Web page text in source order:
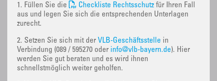
1. Füllen Sie die Checkliste Rechtsschutz für Ihren Fall
aus und legen Sie sich die entsprechenden Unterlagen
zurecht.
2. Setzen Sie sich mit der VLB-Geschäftsstelle in
Verbindung (089 / 595270 oder info@vlb-bayern.de). Hier
werden Sie gut beraten und es wird ihnen
schnellstmöglich weiter geholfen.